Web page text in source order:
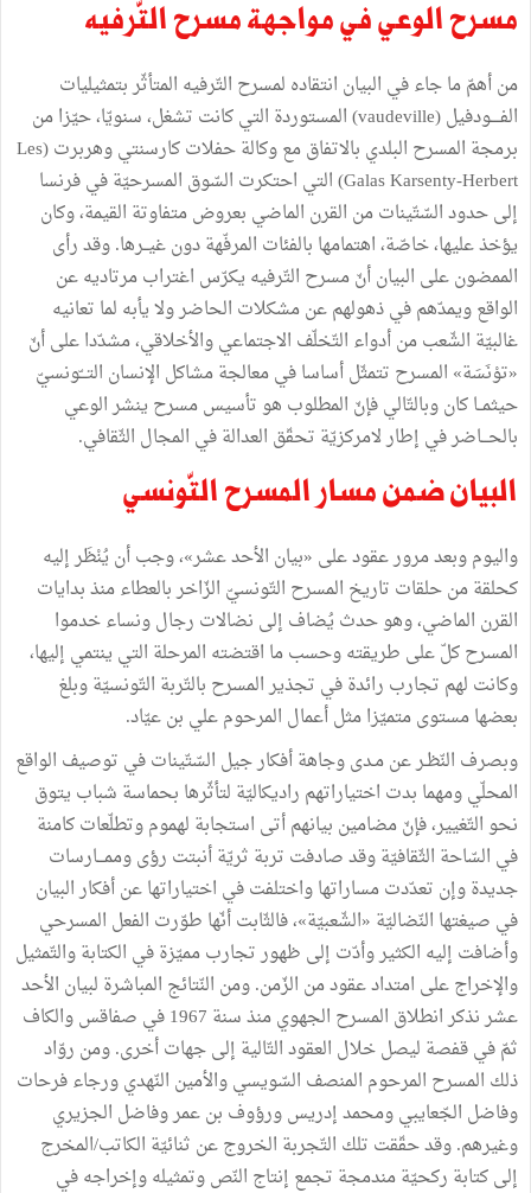
مسرح الوعي في مواجهة مسرح التّرفيه
منأهمّماجاءفي البيان انتقاده لمسرح التّرفيه المتأثّربتمثيليات
الفــــودفيل(
vaudeville
)المستوردة التيكانت تشغل،سنويّا،حيّزامن
برمجة المسرح البلدي بالاتفاقمعوكالةحفلاتكارسنتيوهربرت(
Les
Galas Karsenty-Herbert
)التي احتكرت السّوق المسرحيّةفيفرنسا
إلىحدودالسّتّيناتمن القرن الماضي بعروضمتفاوتة القيمة،وكان
يؤخذعليها،خاصّة،اهتمامها بالفئات المرفّهةدونغيــرها.وقدرأى
الممضونعلى البيانأنّمسرح التّرفيه يكرّس اغترابمرتاديهعن
الواقعويمدّهمفيذهولهمعنمشكلات الحاضرولايأبه لما تعانيه
غالبيّة الشّعبمنأدواء التّخلّف الاجتماعيوالأخلاقي،مشدّداعلىأنّ
«توْنَسَة» المسرح تتمثّلأساسافيمعالجةمشاكل الإنسان التـــّونسيّ
حيثمــاكانوبالتّاليفإنّ المطلوب هوتأسيسمسرح ينشرالوعي
بالحـــاضرفي إطارلامركزيّة تحقّق العدالةفي المجال الثّقافي.
البيانضمن مسار المسرح التّونسي
واليوموبعدمرورعقودعلى «بيان الأحدعشر»،وجبأن يُنْظَرإليه
كحلقةمنحلقات تاريخ المسرح التّونسيّ الزّاخربالعطاءمنذبدايات
القرن الماضي،وهوحدث يُضاف إلى نضالات رجالونساءخدموا
المسرحكلّعلى طريقتهوحسبما اقتضته المرحلة التي ينتمي إليها،
وكانت لهم تجارب رائدةفي تجذيرالمسرح بالتّربة التّونسيّةوبلغ
بعضهامستوىمتميّزامثلأعمال المرحومعلي بنعيّاد.
وبصرف النّظـرعنمـدىوجاهةأفكارجيل السّتّيناتفي توصيف الواقع
المحلّيومهما بدت اختياراتهم راديكاليّة لتأثّرها بحماسة شباب يتوق
نحوالتّغيير،فإنّمضامين بيانهمأتى استجابة لهموموتطلّعاتكامنة
في السّاحة الثّقافيّةوقدصادفت تربة ثريّةأنبتت رؤىوممـــارسات
جديدةوإن تعدّدتمساراتهاواختلفتفي اختياراتهاعنأفكارالبيان
في صيغتها النّضاليّة «الشّعبيّة»،فالثّابتأنّها طوّرت الفعل المسرحي
وأضافت إليه الكثيروأدّت إلى ظهورتجاربمميّزةفي الكتابةوالتّمثيل
والإخراجعلى امتدادعقودمن الزّمن.ومن النّتائج المباشرة لبيان الأحد
عشرنذكرانطلاق المسرح الجهويمنذسنة 1967في صفاقسوالكاف
ثمّفيقفصة ليصلخلال العقودالتّالية إلىجهاتأخرى.ومن روّاد
ذلك المسرح المرحوم المنصف السّويسيوالأمين النّهديورجاءفرحات
وفاضل الجّعايبيومحمدإدريسورؤوف بنعمروفاضل الجزيري
وغيرهم.وقدحقّقت تلك التّجربة الخروجعن ثنائيّة الكاتب/المخرج
إلىكتابة ركحيّةمندمجة تجمع إنتاج النّصوتمثيلهوإخراجهفي